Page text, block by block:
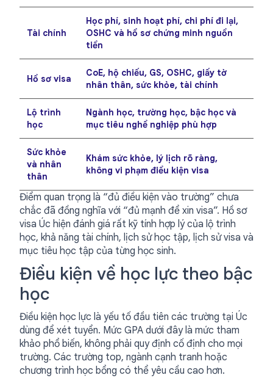
Tài chính
Học phí, sinh hoạt phí, chi phí đi lại,
OSHC và hồ sơ chứng minh nguồn
tiền
Hồ sơ visa
CoE, hộ chiếu, GS, OSHC, giấy tờ
nhân thân, sức khỏe, tài chính
Lộ trình
học
Ngành học, trường học, bậc học và
mục tiêu nghề nghiệp phù hợp
Sức khỏe
và nhân
thân
Khám sức khỏe, lý lịch rõ ràng,
không vi phạm điều kiện visa
Điểm quan trọng là “đủ điều kiện vào trường” chưa
chắc đã đồng nghĩa với “đủ mạnh để xin visa”. Hồ sơ
visa Úc hiện đánh giá rất kỹ tính hợp lý của lộ trình
học, khả năng tài chính, lịch sử học tập, lịch sử visa và
mục tiêu học tập của từng học sinh.
Điều kiện về học lực theo bậc
học
Điều kiện học lực là yếu tố đầu tiên các trường tại Úc
dùng để xét tuyển. Mức GPA dưới đây là mức tham
khảo phổ biến, không phải quy định cố định cho mọi
trường. Các trường top, ngành cạnh tranh hoặc
chương trình học bổng có thể yêu cầu cao hơn.